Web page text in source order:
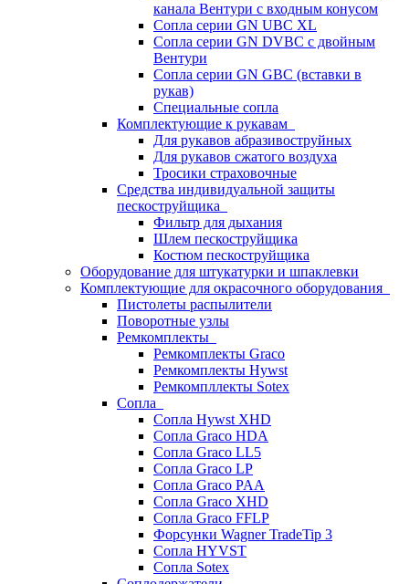
канала Вентури c входным конусом
Сопла серии GN UBC XL
Сопла серии GN DVBC с двойным
Вентури
Сопла серии GN GBC (вставки в
рукав)
Специальные сопла
Комплектующие к рукавам
Для рукавов абразивоструйных
Для рукавов сжатого воздуха
Тросики страховочные
Средства индивидуальной защиты
пескоструйщика
Фильтр для дыхания
Шлем пескоструйщика
Костюм пескоструйщика
Оборудование для штукатурки и шпаклевки
Комплектующие для окрасочного оборудования
Пистолеты распылители
Поворотные узлы
Ремкомплекты
Ремкомплекты Graco
Ремкомплекты Hywst
Ремкомпллекты Sotex
Сопла
Сопла Hywst XHD
Сопла Graco HDA
Сопла Graco LL5
Сопла Graco LP
Сопла Graco PAA
Сопла Graco XHD
Сопла Graco FFLP
Форсунки Wagner TradeTip 3
Сопла HYVST
Сопла Sotex